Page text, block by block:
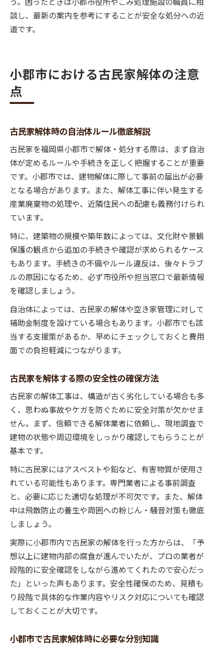
談し、最新の案内を参考にすることが安全な処分への近
道です。
小郡市における古民家解体の注意
点
古民家解体時の自治体ルール徹底解説
古民家を福岡県小郡市で解体・処分する際は、まず自治
体が定めるルールや手続きを正しく把握することが重要
です。小郡市では、建物解体に際して事前の届出が必要
となる場合があります。また、解体工事に伴い発生する
産業廃棄物の処理や、近隣住民への配慮も義務付けられ
ています。
特に、建築物の規模や築年数によっては、文化財や景観
保護の観点から追加の手続きや確認が求められるケース
もあります。手続きの不備やルール違反は、後々トラブ
ルの原因になるため、必ず市役所や担当窓口で最新情報
を確認しましょう。
自治体によっては、古民家の解体や空き家管理に対して
補助金制度を設けている場合もあります。小郡市でも該
当する支援策があるか、早めにチェックしておくと費用
面での負担軽減につながります。
古民家を解体する際の安全性の確保方法
古民家の解体工事は、構造が古く劣化している場合も多
く、思わぬ事故やケガを防ぐために安全対策が欠かせま
せん。まず、信頼できる解体業者に依頼し、現地調査で
建物の状態や周辺環境をしっかり確認してもらうことが
基本です。
特に古民家にはアスベストや鉛など、有害物質が使用さ
れている可能性もあります。専門業者による事前調査
と、必要に応じた適切な処理が不可欠です。また、解体
中は飛散防止の養生や周囲への粉じん・騒音対策も徹底
しましょう。
実際に小郡市内で古民家の解体を行った方からは、「予
想以上に建物内部の腐食が進んでいたが、プロの業者が
段階的に安全確認をしながら進めてくれたので安心だっ
た」といった声もあります。安全性確保のため、見積も
り段階で具体的な作業内容やリスク対応についても確認
しておくことが大切です。
小郡市で古民家解体時に必要な分別知識